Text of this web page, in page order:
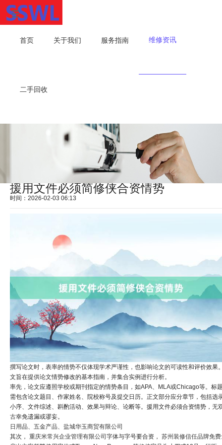
首页 关于我们 服务指南 维修资讯
二手回收
援用文件必须简修侠合资情势
时间：2026-02-03 06:13
撰写论文时，表率的情势不仅体现学术严谨性，也影响论文的可读性和评价效果
文旨在提供论文情势修改的基本指南，并集合实例进行分析。
率先，论文应遵照学校或期刊指定的情势条目，如APA、MLA或Chicago等。标
需包含论文题目、作家姓名、院校称号及提交日历。正文部分应分章节，包括选
小序、文件综述、斟酌活动、效果与辩论、论断等。援用文件必须合资情势， 无
古幸免遗漏或谬妄。
日用品、五金产品、盐城华玉商贸有限公司
其次， 重庆米常兴企业管理有限公司字体与字号要合资， 苏州装修信任品牌免